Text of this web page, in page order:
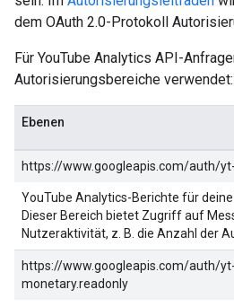
dem OAuth 2.0-Protokoll
Für YouTube Analytics API-
Autorisierungsbereiche verwendet:
Ebenen
https://www.googleapis.com/auth/
YouTube Analytics-Berichte für
Dieser Bereich bietet Zugriff auf
Nutzeraktivität, z. B. die Anzahl der
https://www.googleapis.com/auth/
monetary.readonly